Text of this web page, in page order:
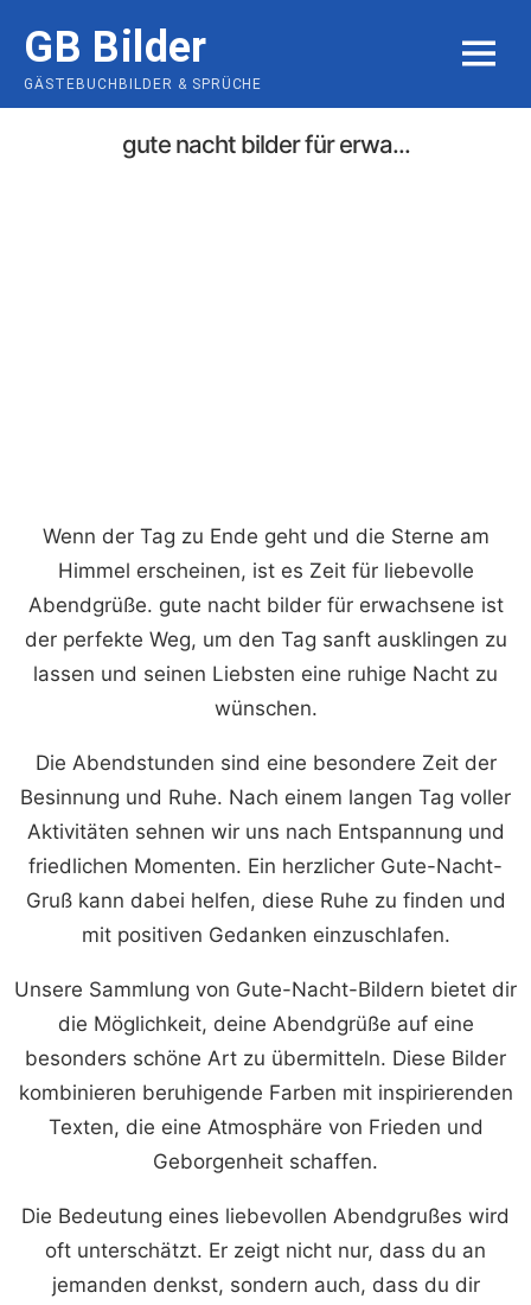
content
GB Bilder
GÄSTEBUCHBILDER & SPRÜCHE
MENU
gute nacht bilder für erwa...
Wenn der Tag zu Ende geht und die Sterne am
Himmel erscheinen, ist es Zeit für liebevolle
Abendgrüße. gute nacht bilder für erwachsene ist
der perfekte Weg, um den Tag sanft ausklingen zu
lassen und seinen Liebsten eine ruhige Nacht zu
wünschen.
Die Abendstunden sind eine besondere Zeit der
Besinnung und Ruhe. Nach einem langen Tag voller
Aktivitäten sehnen wir uns nach Entspannung und
friedlichen Momenten. Ein herzlicher Gute-Nacht-
Gruß kann dabei helfen, diese Ruhe zu finden und
mit positiven Gedanken einzuschlafen.
Unsere Sammlung von Gute-Nacht-Bildern bietet dir
die Möglichkeit, deine Abendgrüße auf eine
besonders schöne Art zu übermitteln. Diese Bilder
kombinieren beruhigende Farben mit inspirierenden
Texten, die eine Atmosphäre von Frieden und
Geborgenheit schaffen.
Die Bedeutung eines liebevollen Abendgrußes wird
oft unterschätzt. Er zeigt nicht nur, dass du an
jemanden denkst, sondern auch, dass du dir